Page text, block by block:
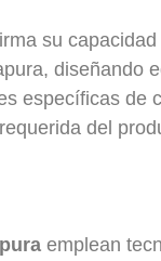
su
diseñando
específicas de
del
emplean